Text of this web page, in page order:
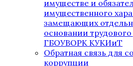
имуществе и
имущественного
замещающих
основании
ГБОУВОРК КУКИиТ
Обратная связь для
коррупции